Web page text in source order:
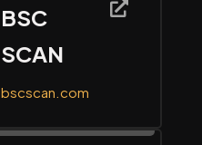
BSC
SCAN
bscscan.com